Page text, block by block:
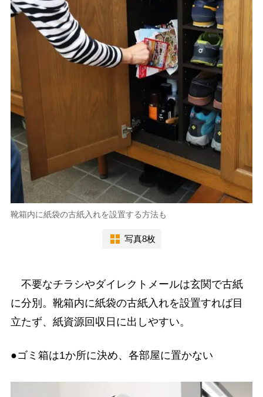
靴箱内に紙袋の古紙入れを設置する方法も
写真8枚
不要なチラシやダイレクトメールは玄関で古紙
に分別。靴箱内に紙袋の古紙入れを設置すれば目
立たず、紙資源回収日に出しやすい。
●ゴミ箱は1か所に決め、各部屋に置かない